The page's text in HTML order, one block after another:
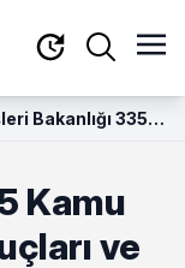
Bakanlığı 335
Kamu
ve